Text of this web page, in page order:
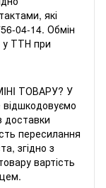
які
04-14. Обмін
у ТТН при
ТОВАРУ? У
доставки
пересилання
згідно з
вартість